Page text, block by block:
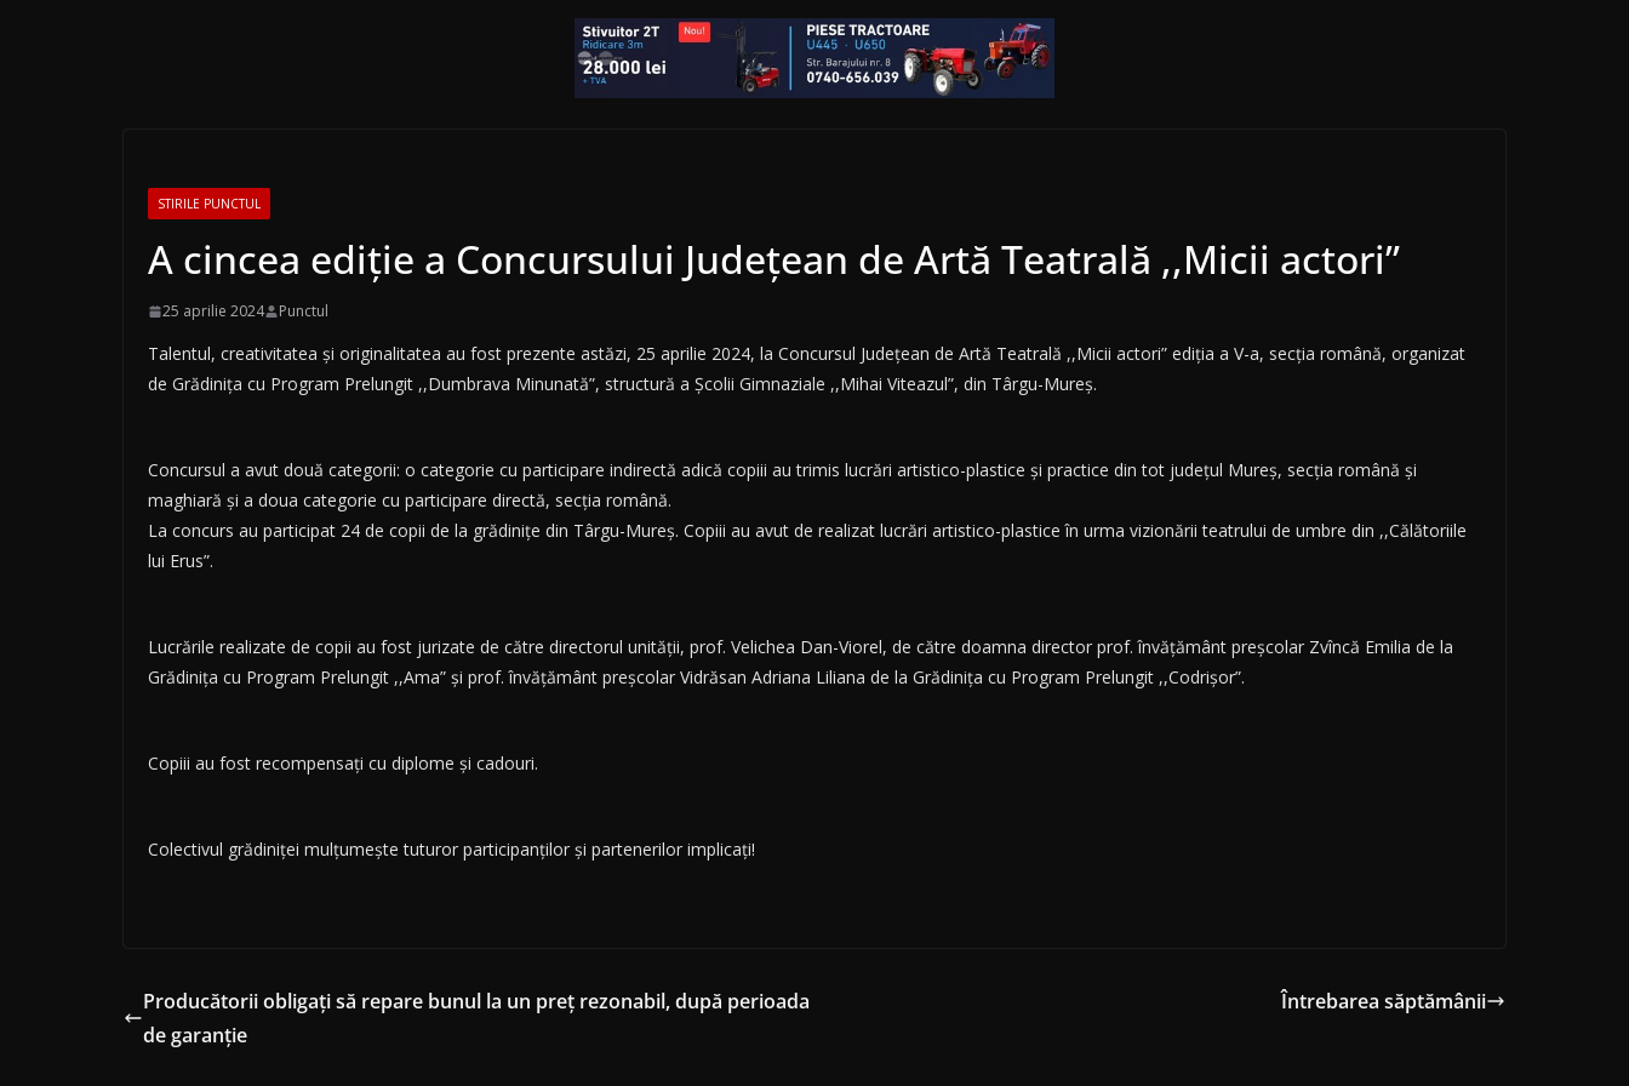
STIRILE PUNCTUL
A cincea ediție a Concursului Județean de Artă Teatrală ,,Micii actori”
25 aprilie 2024 Punctul
Talentul, creativitatea și originalitatea au fost prezente astăzi, 25 aprilie 2024, la Concursul Județean de Artă Teatrală ,,Micii actori” ediția a V-a, secția română, organizat
de Grădinița cu Program Prelungit ,,Dumbrava Minunată”, structură a Școlii Gimnaziale ,,Mihai Viteazul”, din Târgu-Mureș.
Concursul a avut două categorii: o categorie cu participare indirectă adică copiii au trimis lucrări artistico-plastice și practice din tot județul Mureș, secția română și
maghiară și a doua categorie cu participare directă, secția română.
La concurs au participat 24 de copii de la grădinițe din Târgu-Mureș. Copiii au avut de realizat lucrări artistico-plastice în urma vizionării teatrului de umbre din ,,Călătoriile
lui Erus”.
Lucrările realizate de copii au fost jurizate de către directorul unității, prof. Velichea Dan-Viorel, de către doamna director prof. învățământ preșcolar Zvîncă Emilia de la
Grădinița cu Program Prelungit ,,Ama” și prof. învățământ preșcolar Vidrăsan Adriana Liliana de la Grădinița cu Program Prelungit ,,Codrișor”.
Copiii au fost recompensați cu diplome și cadouri.
Colectivul grădiniței mulțumește tuturor participanților și partenerilor implicați!
Producătorii obligați să repare bunul la un preț rezonabil, după perioada
de garanție
Întrebarea săptămânii